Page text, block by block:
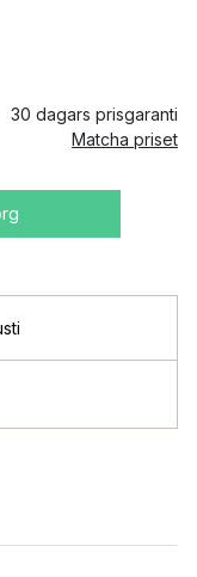
30 dagars prisgaranti
Matcha priset